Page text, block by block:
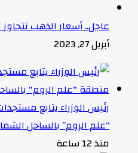
عاجل.. أسعار الذهب تتجاوز ال 2650جنيه
أبريل 27, 2023
رئيس الوزراء يتابع
“علم الروم” بالساحل
منذ 12 ساعة